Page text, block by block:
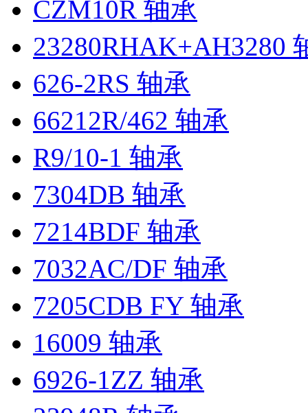
CZM10R 轴承
23280RHAK+AH3280
626-2RS 轴承
66212R/462 轴承
R9/10-1 轴承
7304DB 轴承
7214BDF 轴承
7032AC/DF 轴承
7205CDB FY 轴承
16009 轴承
6926-1ZZ 轴承